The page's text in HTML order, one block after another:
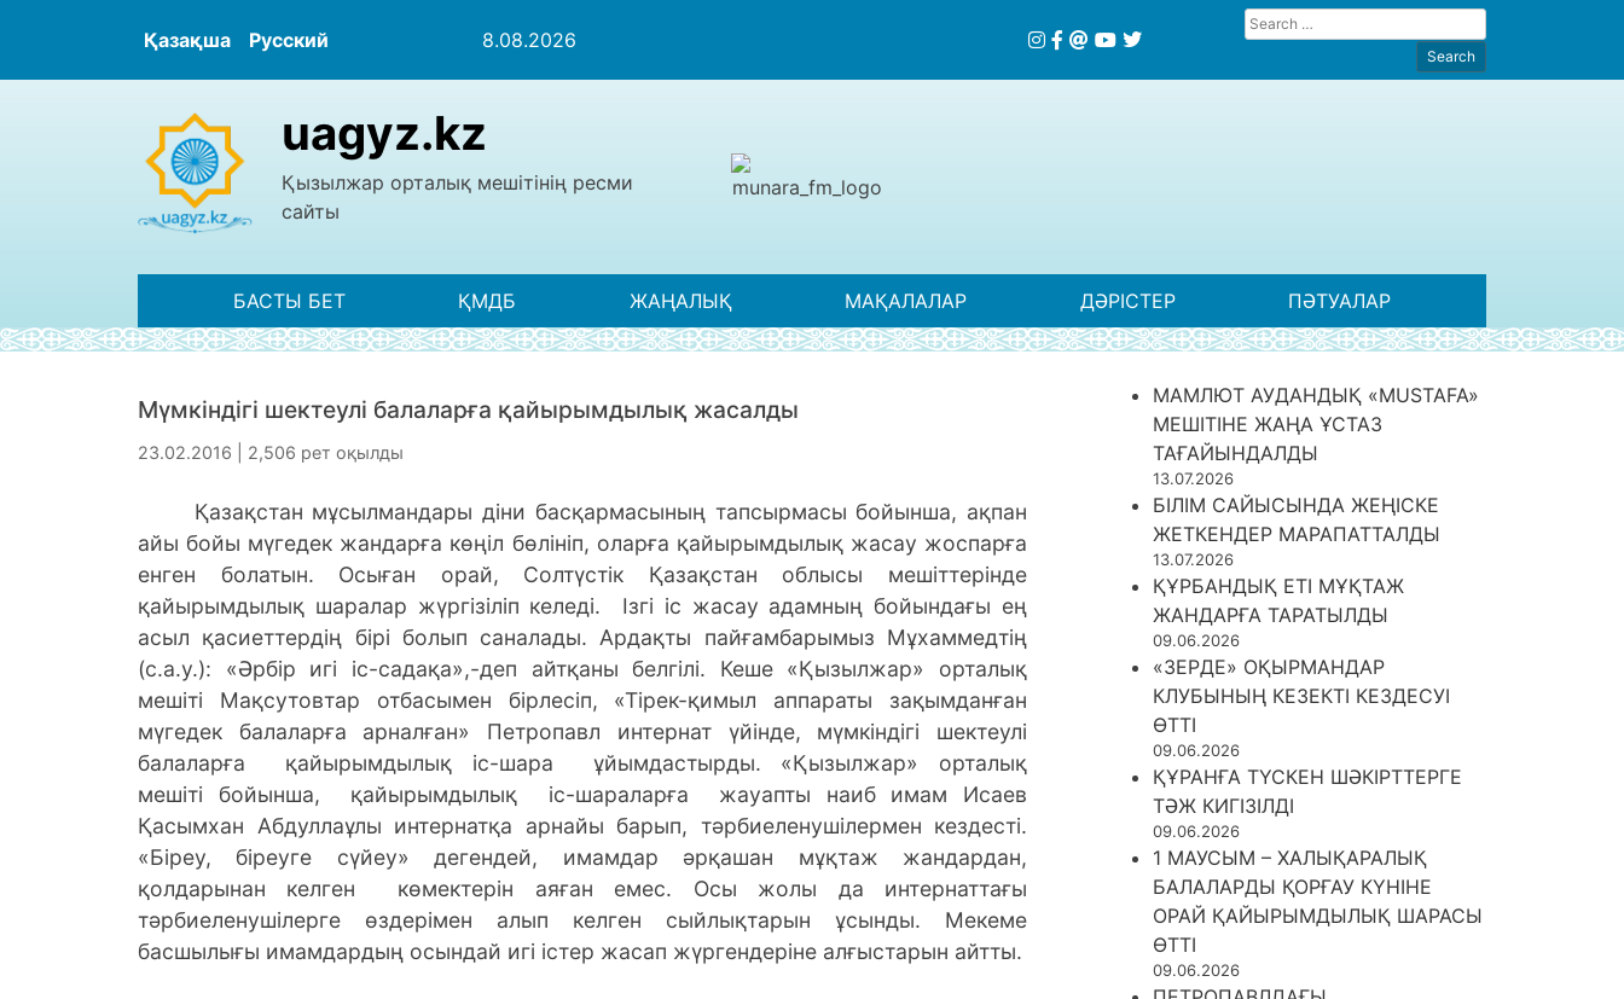
Қазақша Русский 8.08.2026
uagyz.kz
Қызылжар орталық мешітінің ресми
сайты
БАСТЫ БЕТ ҚМДБ ЖАҢАЛЫҚ МАҚАЛАЛАР ДӘРІСТЕР ПӘТУАЛАР
Мүмкіндігі шектеулі балаларға қайырымдылық жасалды
23.02.2016 | 2,506 рет оқылды
Қазақстан мұсылмандары діни басқармасының тапсырмасы бойынша, ақпан
айы бойы мүгедек жандарға көңіл бөлініп, оларға қайырымдылық жасау жоспарға
енген болатын. Осыған орай, Солтүстік Қазақстан облысы мешіттерінде
қайырымдылық шаралар жүргізіліп келеді. Ізгі іс жасау адамның бойындағы ең
асыл қасиеттердің бірі болып саналады. Ардақты пайғамбарымыз Мұхаммедтің
(с.а.у.): «Әрбір игі іс-садақа»,-деп айтқаны белгілі. Кеше «Қызылжар» орталық
мешіті Мақсутовтар отбасымен бірлесіп, «Тірек-қимыл аппараты зақымданған
мүгедек балаларға арналған» Петропавл интернат үйінде, мүмкіндігі шектеулі
балаларға қайырымдылық іс-шара ұйымдастырды. «Қызылжар» орталық
мешіті бойынша, қайырымдылық іс-шараларға жауапты наиб имам Исаев
Қасымхан Абдуллаұлы интернатқа арнайы барып, тәрбиеленушілермен кездесті.
«Біреу, біреуге сүйеу» дегендей, имамдар әрқашан мұқтаж жандардан,
қолдарынан келген көмектерін аяған емес. Осы жолы да интернаттағы
тәрбиеленушілерге өздерімен алып келген сыйлықтарын ұсынды. Мекеме
басшылығы имамдардың осындай игі істер жасап жүргендеріне алғыстарын айтты.
МАМЛЮТ АУДАНДЫҚ «MUSTAFA»
МЕШІТІНЕ ЖАҢА ҰСТАЗ
ТАҒАЙЫНДАЛДЫ
13.07.2026
БІЛІМ САЙЫСЫНДА ЖЕҢІСКЕ
ЖЕТКЕНДЕР МАРАПАТТАЛДЫ
13.07.2026
ҚҰРБАНДЫҚ ЕТІ МҰҚТАЖ
ЖАНДАРҒА ТАРАТЫЛДЫ
09.06.2026
«ЗЕРДЕ» ОҚЫРМАНДАР
КЛУБЫНЫҢ КЕЗЕКТІ КЕЗДЕСУІ
ӨТТІ
09.06.2026
ҚҰРАНҒА ТҮСКЕН ШӘКІРТТЕРГЕ
ТӘЖ КИГІЗІЛДІ
09.06.2026
1 МАУСЫМ – ХАЛЫҚАРАЛЫҚ
БАЛАЛАРДЫ ҚОРҒАУ КҮНІНЕ
ОРАЙ ҚАЙЫРЫМДЫЛЫҚ ШАРАСЫ
ӨТТІ
09.06.2026